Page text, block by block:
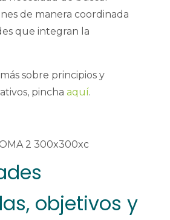
de manera coordinada
que integran la
sobre principios y
pincha aquí.
objetivos y